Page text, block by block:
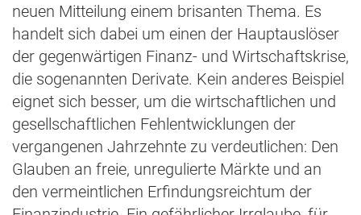
neuen Mitteilung einem brisanten Thema. Es
handelt sich dabei um einen der Hauptauslöser
der gegenwärtigen Finanz- und Wirtschaftskrise,
die sogenannten Derivate. Kein anderes Beispiel
eignet sich besser, um die wirtschaftlichen und
gesellschaftlichen Fehlentwicklungen der
vergangenen Jahrzehnte zu verdeutlichen: Den
Glauben an freie, unregulierte Märkte und an
den vermeintlichen Erfindungsreichtum der